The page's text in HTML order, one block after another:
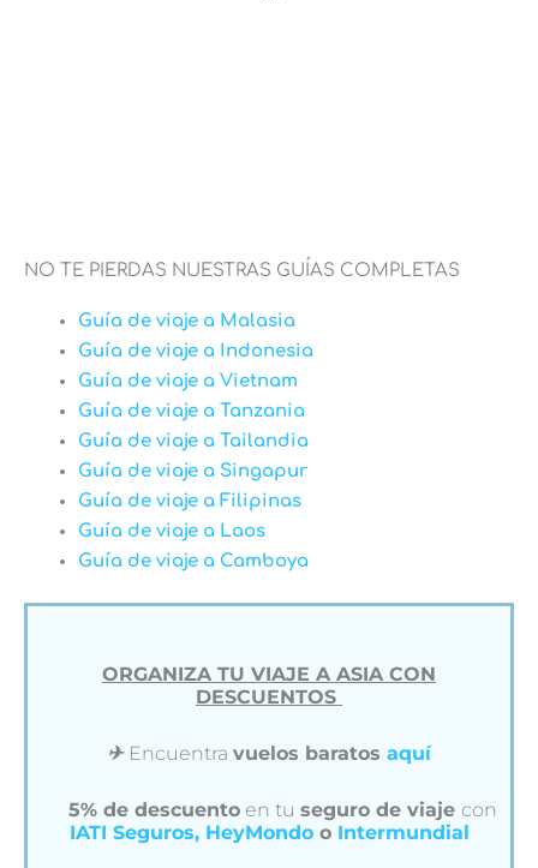
NO TE PIERDAS NUESTRAS GUÍAS COMPLETAS
Guía de viaje a Malasia
Guía de viaje a Indonesia
Guía de viaje a Vietnam
Guía de viaje a Tanzania
Guía de viaje a Tailandia
Guía de viaje a Singapur
Guía de viaje a Filipinas
Guía de viaje a Laos
Guía de viaje a Camboya
ORGANIZA TU VIAJE A ASIA CON
DESCUENTOS
✈︎ Encuentra vuelos baratos aquí
5% de descuento en tuseguro de viaje con
IATI Seguros, HeyMondo o Intermundial